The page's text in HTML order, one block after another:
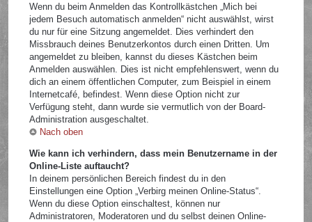
Wenn du beim Anmelden das Kontrollkästchen „Mich bei
jedem Besuch automatisch anmelden“ nicht auswählst, wirst
du nur für eine Sitzung angemeldet. Dies verhindert den
Missbrauch deines Benutzerkontos durch einen Dritten. Um
angemeldet zu bleiben, kannst du dieses Kästchen beim
Anmelden auswählen. Dies ist nicht empfehlenswert, wenn du
dich an einem öffentlichen Computer, zum Beispiel in einem
Internetcafé, befindest. Wenn diese Option nicht zur
Verfügung steht, dann wurde sie vermutlich von der Board-
Administration ausgeschaltet.
Nach oben
Wie kann ich verhindern, dass mein Benutzername in der
Online-Liste auftaucht?
In deinem persönlichen Bereich findest du in den
Einstellungen eine Option „Verbirg meinen Online-Status“.
Wenn du diese Option einschaltest, können nur
Administratoren, Moderatoren und du selbst deinen Online-